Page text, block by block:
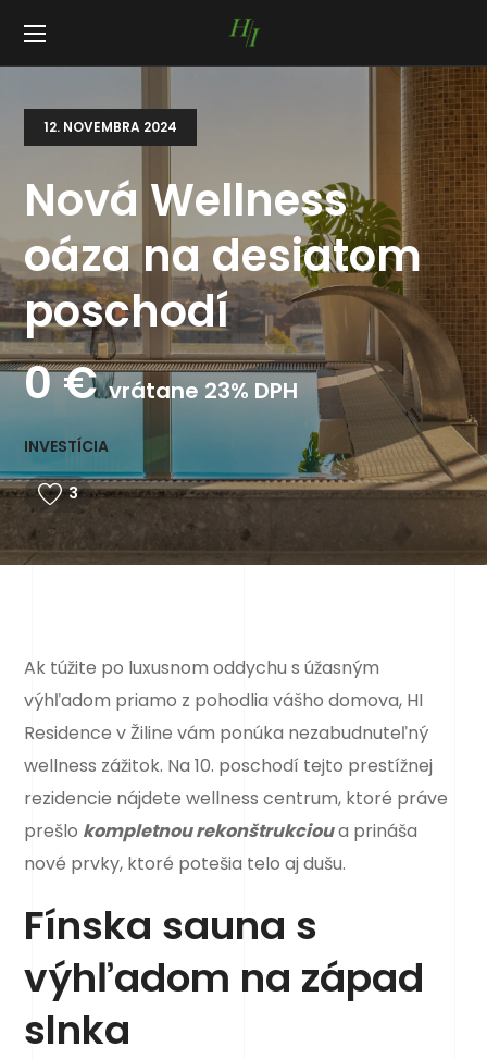
12. NOVEMBRA 2024
Nová Wellness
oáza na desiatom
poschodí
0€vrátane 23% DPH
INVESTÍCIA
3
Ak túžite po luxusnom oddychu s úžasným
výhľadom priamo z pohodlia vášho domova, HI
Residence v Žiline vám ponúka nezabudnuteľný
wellness zážitok. Na 10. poschodí tejto prestížnej
rezidencie nájdete wellness centrum, ktoré práve
prešlo kompletnou rekonštrukcioua prináša
nové prvky, ktoré potešia telo aj dušu.
Fínska sauna s
výhľadom na západ
slnka